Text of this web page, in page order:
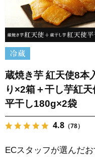
蔵焼き芋 紅天使8本
り×2箱＋干し芋紅天
平干し180g×2袋
4.8 （78）
ECスタッフが選んだお